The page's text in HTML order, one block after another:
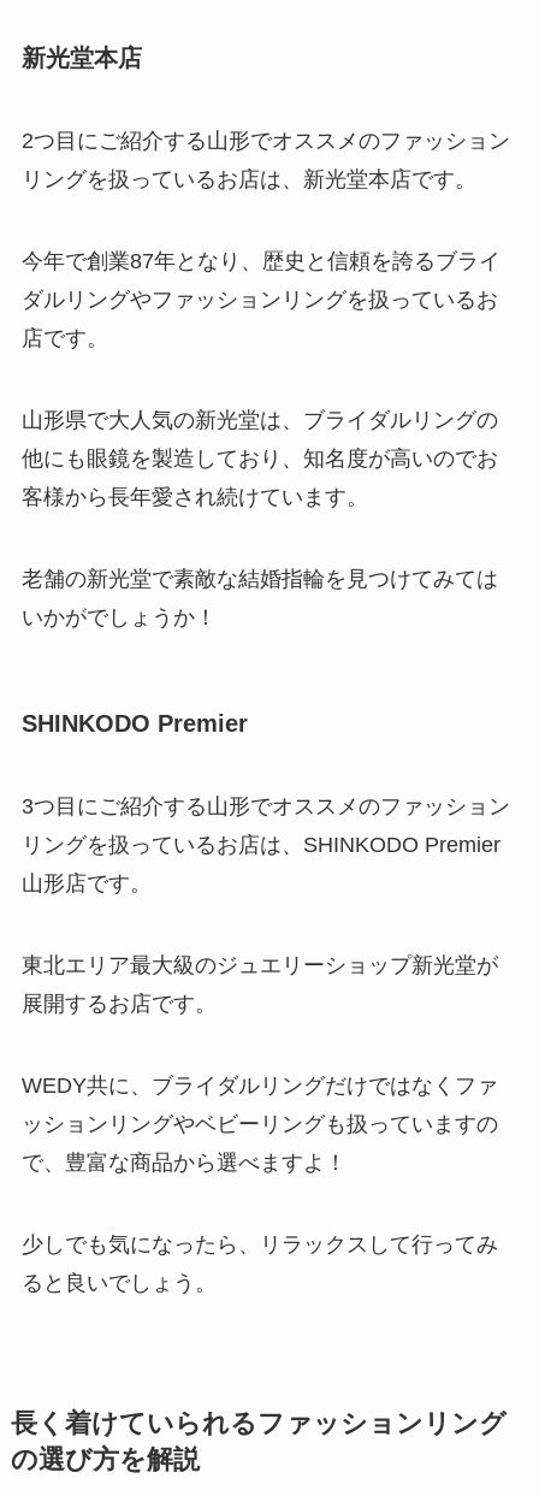
新光堂本店
2つ目にご紹介する山形でオススメのファッション
リングを扱っているお店は、新光堂本店です。
今年で創業87年となり、歴史と信頼を誇るブライ
ダルリングやファッションリングを扱っているお
店です。
山形県で大人気の新光堂は、ブライダルリングの
他にも眼鏡を製造しており、知名度が高いのでお
客様から長年愛され続けています。
老舗の新光堂で素敵な結婚指輪を見つけてみては
いかがでしょうか！
SHINKODO Premier
3つ目にご紹介する山形でオススメのファッション
リングを扱っているお店は、SHINKODO Premier
山形店です。
東北エリア最大級のジュエリーショップ新光堂が
展開するお店です。
WEDY共に、ブライダルリングだけではなくファ
ッションリングやベビーリングも扱っていますの
で、豊富な商品から選べますよ！
少しでも気になったら、リラックスして行ってみ
ると良いでしょう。
長く着けていられるファッションリング
の選び方を解説